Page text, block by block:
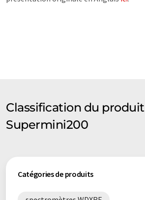
Classification du produit
Supermini200
Catégories de produits